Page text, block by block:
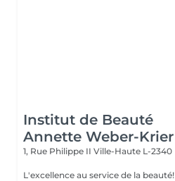
Institut de Beauté
Annette Weber-Krier
1, Rue Philippe II Ville-Haute L-2340
L'excellence au service de la beauté! Situé en plein centre-ville